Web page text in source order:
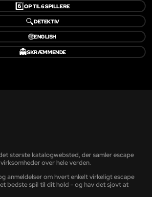
6️⃣OP TIL 6 SPILLERE
🔍DETEKTIV
🌐ENGLISH
👻SKRÆMMENDE
største katalogwebsted, der samler escape
over hele verden.
anmeldelser om hvert enkelt virkeligt escape
bedste spil til dit hold - og hav det sjovt at